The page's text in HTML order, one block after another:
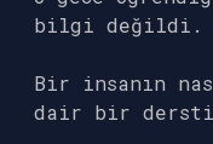
bilgi değildi.
Bir insanın
dair bir